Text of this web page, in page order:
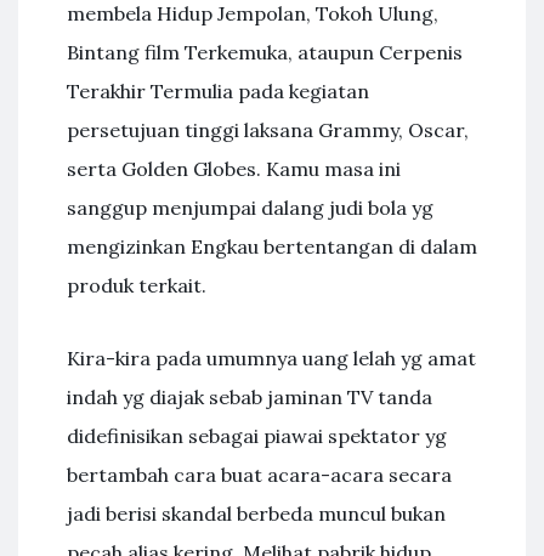
membela Hidup Jempolan, Tokoh Ulung,
Bintang film Terkemuka, ataupun Cerpenis
Terakhir Termulia pada kegiatan
persetujuan tinggi laksana Grammy, Oscar,
serta Golden Globes. Kamu masa ini
sanggup menjumpai dalang judi bola yg
mengizinkan Engkau bertentangan di dalam
produk terkait.
Kira-kira pada umumnya uang lelah yg amat
indah yg diajak sebab jaminan TV tanda
didefinisikan sebagai piawai spektator yg
bertambah cara buat acara-acara secara
jadi berisi skandal berbeda muncul bukan